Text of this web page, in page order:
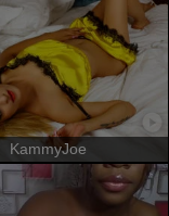
KammyJoe